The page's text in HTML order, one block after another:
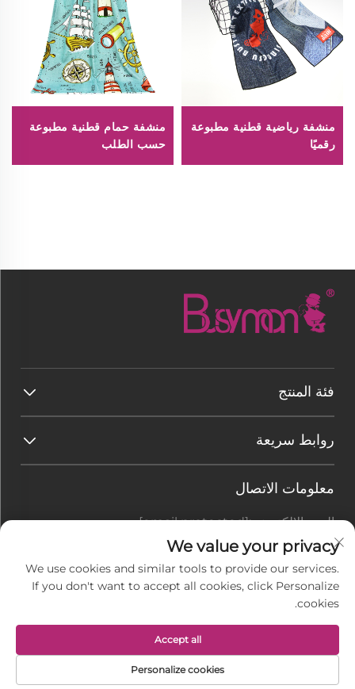
منشفة رياضية قطنية مطبوعة
رقميًا
منشفة حمام قطنية مطبوعة
حسب الطلب
فئة المنتج
روابط سريعة
معلومات الاتصال
البريد الإلكتروني:[email protected]
هاتف:+86-177 7875 6567
Office add : رقم 128-8 طريق تاي هانغ شان، منطقة
حقوق النسخ محفوظة © شركة جيانغسو باسيمان للنسيج
المحدودة. جميع الحقوق محفوظة -سياسة الخصوصية
We value your privacy
We use cookies and similar tools to provide our services.
If you don't want to accept all cookies, click Personalize
cookies.
Personalize cookies
Accept all